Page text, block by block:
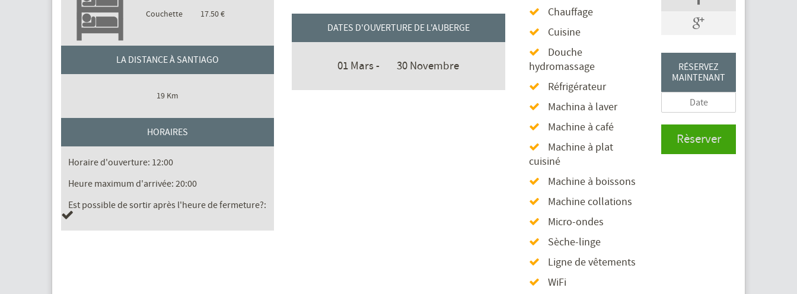
Couchette 17.50 €
LA DISTANCE À SANTIAGO
19 Km
HORAIRES
Horaire d'ouverture: 12:00
Heure maximum d'arrivée: 20:00
Est possible de sortir après l'heure de fermeture?:
DATES D'OUVERTURE DE L'AUBERGE
01 Mars - 30 Novembre
Chauffage
Cuisine
Douche
hydromassage
Réfrigérateur
Machina à laver
Machine à café
Machine à plat
cuisiné
Machine à boissons
Machine collations
Micro-ondes
Sèche-linge
Ligne de vêtements
WiFi
RÉSERVEZ
MAINTENANT
Rèserver